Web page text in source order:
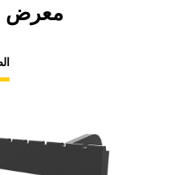
معرض